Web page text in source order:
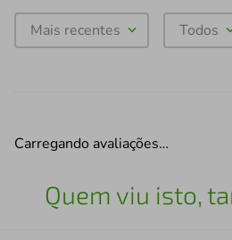
Mais recentes Todos
Carregando avaliações…
Quem viu isto,